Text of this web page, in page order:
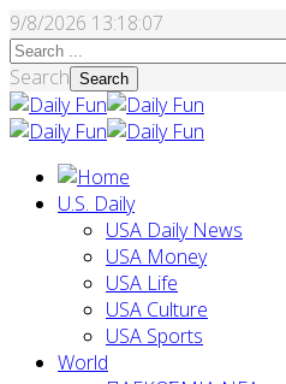
9/8/2026 13:18:08
Search Search
U.S. Daily
USA Daily News
USA Money
USA Life
USA Culture
USA Sports
World